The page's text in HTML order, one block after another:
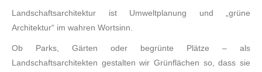
Landschaftsarchitektur ist Umweltplanung und „grüne
Architektur“ im wahren Wortsinn.
Ob Parks, Gärten oder begrünte Plätze – als
Landschaftsarchitekten gestalten wir Grünflächen so, dass sie